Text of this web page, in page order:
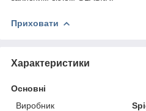
Приховати
Характеристики
Основні
Виробник